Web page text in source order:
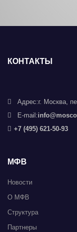
КОНТАКТЫ
Адрес:г. Москва,
E-mail:
+7 (495) 621-50-93
МФВ
Новости
О МФВ
Структура
Партнеры